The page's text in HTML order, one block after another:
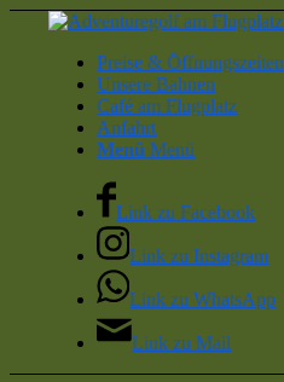
Preise & Öffnungszeiten
Unsere Bahnen
Café am Flugplatz
Anfahrt
Menü Menü
Link zu Facebook
Link zu Instagram
Link zu WhatsApp
Link zu Mail